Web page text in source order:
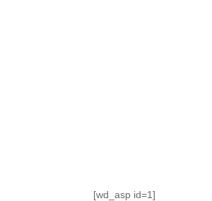
[wd_asp id=1]